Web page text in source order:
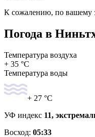
К сожалению, по вашему
Погода в
Температура воздуха
+ 35 °C
Температура воды
+ 27 °C
УФ индекс 11,
Восход: 05:33